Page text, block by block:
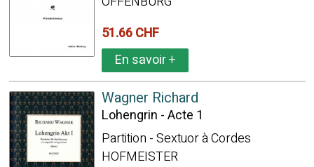
51.66 CHF
En savoir+
Wagner Richard
Lohengrin - Acte 1
Partition - Sextuor à Cordes
HOFMEISTER